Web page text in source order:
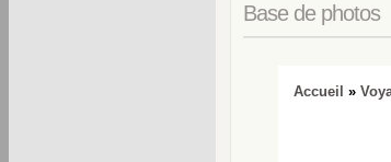
Base de photos
Accueil »